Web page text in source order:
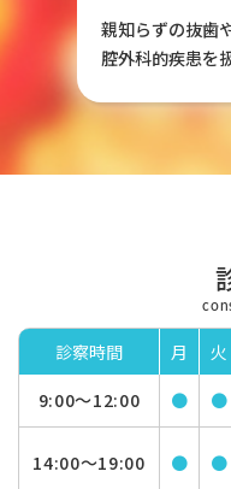
親知らずの抜歯
腔外科的疾患を
診察時間 月 火
9:00〜12:00 ● ●
14:00〜19:00 ● ●